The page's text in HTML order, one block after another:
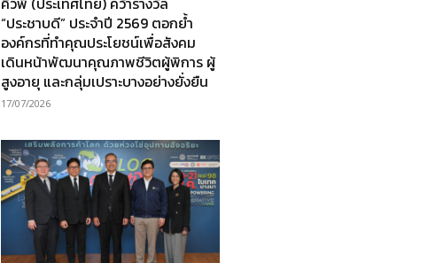
“ประชาบดี” ประจำปี 2569 ตอกย้ำ
องค์กรที่ทำคุณประโยชน์เพื่อสังคม
เดินหน้าพัฒนาคุณภาพชีวิตผู้พิการ ผู้
สูงอายุ และกลุ่มเปราะบางอย่างยั่งยืน
17/07/2026